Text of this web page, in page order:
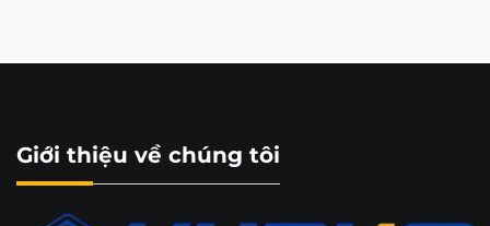
Giới thiệu về chúng tôi